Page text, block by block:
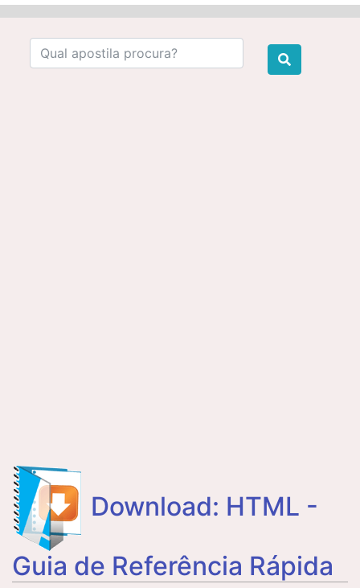
Download: HTML -
Guia de Referência Rápida